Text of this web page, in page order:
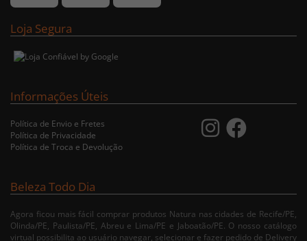
Loja Segura
Informações Úteis
Política de Envio e Fretes
Política de Privacidade
Política de Troca e Devolução
Beleza Todo Dia
Agora ficou mais fácil comprar produtos Natura nas cidades de Recife/PE,
Olinda/PE, Paulista/PE, Abreu e Lima/PE e Jaboatão/PE. O nosso catálogo
virtual possibilita ao usuário navegar, selecionar e fazer pedido de Delivery